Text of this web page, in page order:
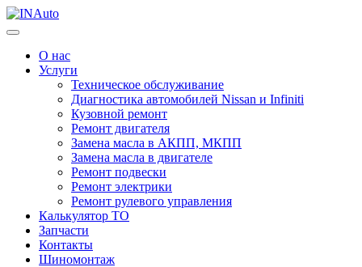
О нас
Услуги
Техническое обслуживание
Диагностика автомобилей Nissan и Infiniti
Кузовной ремонт
Ремонт двигателя
Замена масла в АКПП, МКПП
Замена масла в двигателе
Ремонт подвески
Ремонт электрики
Ремонт рулевого управления
Калькулятор ТО
Запчасти
Контакты
Шиномонтаж